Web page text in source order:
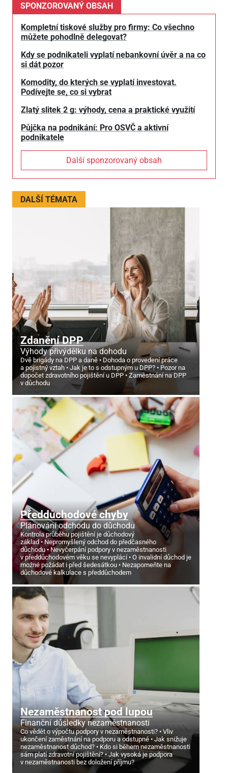
SPONZOROVANÝ OBSAH
Kompletní tiskové služby pro firmy: Co všechno
můžete pohodlně delegovat?
Kdy se podnikateli vyplatí nebankovní úvěr a na co
si dát pozor
Komodity, do kterých se vyplatí investovat.
Podívejte se, co si vybrat
Zlatý slitek 2 g: výhody, cena a praktické využití
Půjčka na podnikání: Pro OSVČ a aktivní
podnikatele
Další sponzorovaný obsah
DALŠÍ TÉMATA
Zdanění DPP
Výhody přivýdělku na dohodu
Dvě brigády na DPP a daně
Dohoda o provedení práce
a pojistný vztah
Jak je to s odstupným u DPP?
Pozor na
dopočet zdravotního pojištění u DPP
Zaměstnání na DPP
v důchodu
Předdůchodové chyby
Plánování odchodu do důchodu
Kontrola průběhu pojištění je důchodový
základ
Nepromyšlený odchod do předčasného
důchodu
Nevyčerpání podpory v nezaměstnanosti
v předdůchodovém věku se nevyplácí
O invalidní důchod je
možné požádat i před šedesátkou
Nezapomeňte na
důchodové kalkulace s předdůchodem
Nezaměstnanost pod lupou
Finanční důsledky nezaměstnanosti
Co vědět o výpočtu podpory v nezaměstnanosti?
Vliv
ukončení zaměstnání na podporu a odstupné
Jak snižuje
nezaměstnanost důchod?
Kdo si během nezaměstnanosti
sám platí zdravotní pojištění?
Jak vysoká je podpora
v nezaměstnanosti bez doložení příjmu?